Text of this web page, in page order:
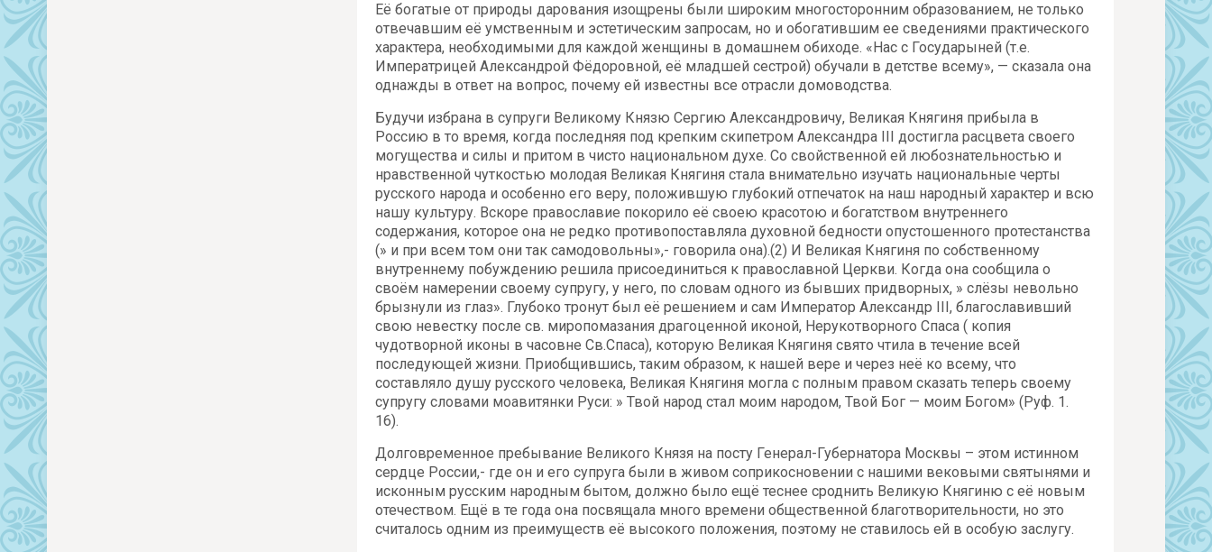
Её богатые от природы дарования изощрены были широким многосторонним образованием, не только
отвечавшим её умственным и эстетическим запросам, но и обогатившим ее сведениями практического
характера, необходимыми для каждой женщины в домашнем обиходе. «Нас с Государыней (т.е.
Императрицей Александрой Фёдоровной, её младшей сестрой) обучали в детстве всему», — сказала она
однажды в ответ на вопрос, почему ей известны все отрасли домоводства.
Будучи избрана в супруги Великому Князю Сергию Александровичу, Великая Княгиня прибыла в
Россию в то время, когда последняя под крепким скипетром Александра III достигла расцвета своего
могущества и силы и притом в чисто национальном духе. Со свойственной ей любознательностью и
нравственной чуткостью молодая Великая Княгиня стала внимательно изучать национальные черты
русского народа и особенно его веру, положившую глубокий отпечаток на наш народный характер и всю
нашу культуру. Вскоре православие покорило её своею красотою и богатством внутреннего
содержания, которое она не редко противопоставляла духовной бедности опустошенного протестанства
(» и при всем том они так самодовольны»,- говорила она).(2) И Великая Княгиня по собственному
внутреннему побуждению решила присоединиться к православной Церкви. Когда она сообщила о
своём намерении своему супругу, у него, по словам одного из бывших придворных, » слёзы невольно
брызнули из глаз». Глубоко тронут был её решением и сам Император Александр III, благославивший
свою невестку после св. миропомазания драгоценной иконой, Нерукотворного Спаса ( копия
чудотворной иконы в часовне Св.Спаса), которую Великая Княгиня свято чтила в течение всей
последующей жизни. Приобщившись, таким образом, к нашей вере и через неё ко всему, что
составляло душу русского человека, Великая Княгиня могла с полным правом сказать теперь своему
супругу словами моавитянки Руси: » Твой народ стал моим народом, Твой Бог — моим Богом» (Руф. 1.
16).
Долговременное пребывание Великого Князя на посту Генерал-Губернатора Москвы – этом истинном
сердце России,- где он и его супруга были в живом соприкосновении с нашими вековыми святынями и
исконным русским народным бытом, должно было ещё теснее сроднить Великую Княгиню с её новым
отечеством. Ещё в те года она посвящала много времени общественной благотворительности, но это
считалось одним из преимуществ её высокого положения, поэтому не ставилось ей в особую заслугу.